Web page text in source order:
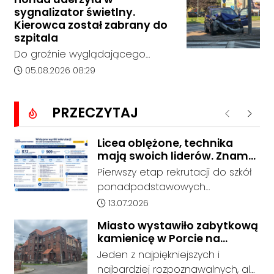
Kędzierzynie-Koźlu zakończył się
bez rozstrzygnięcia. Mimo
wcześniejszego zainteresowania
terenem ze strony sieci Dino, do
postępowania nie zgłosił się
żaden oferent.
sygnalizator świetlny.
Kierowca został zabrany do
szpitala
Do groźnie wyglądającego
zdarzenia drogowego doszło w
godziny 6:30 kierujący
samochodem marki Honda
zjechał z drogi i uderzył w
sygnalizator świetlny.
Data dodania artykułu:
05.08.2026 08:29
PRZECZYTAJ Poprzednie
Licea oblężone, technika
mają swoich liderów. Znamy
wstępne wyniki rekrutacji do
szkół w powiecie
Pierwszy etap rekrutacji do szkół
ponadpodstawowych
prowadzonych przez Powiat
coraz wyraźniejsze preferencje
tegorocznych absolwentów szkół
podstawowych. Dane dotyczą
Data dodania artykułu:
13.07.2026
Miasto wystawiło zabytkową
kamienicę w Porcie na
sprzedaż. W dawnym hotelu
mają powstać mieszkania
Jeden z najpiękniejszych i
najbardziej rozpoznawalnych, ale